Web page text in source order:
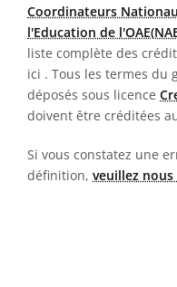
Coordinateurs
l'Education de
liste complète des
ici . Tous les termes du
déposés sous licence
doivent être créditées
Si vous constatez une
définition, veuillez